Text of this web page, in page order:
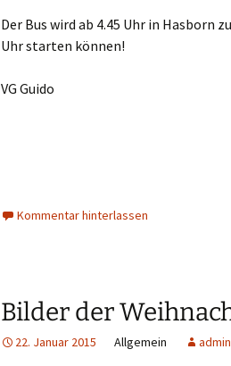
Der Bus wird ab 4.45 Uhr in Hasborn
Uhr starten können!
VG Guido
Kommentar hinterlassen
Bilder der
22. Januar 2015 Allgemein admin